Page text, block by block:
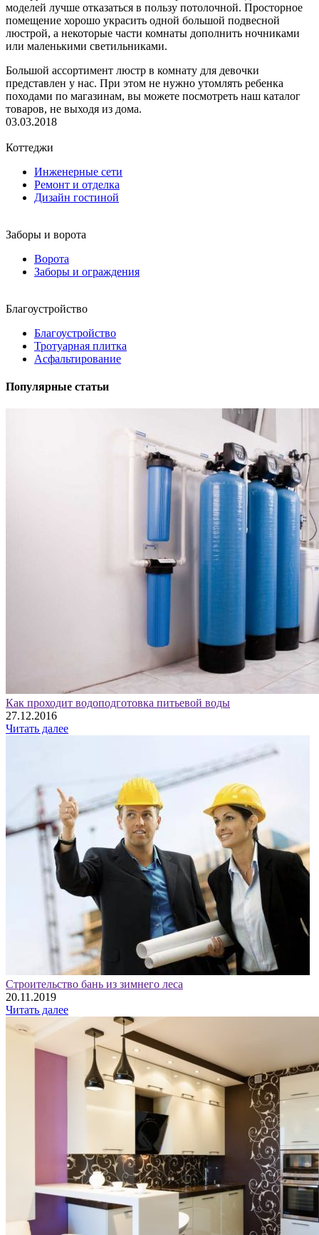
моделей лучше отказаться в пользу потолочной. Просторное
помещение хорошо украсить одной большой подвесной
люстрой, а некоторые части комнаты дополнить ночниками
или маленькими светильниками.
Большой ассортимент люстр в комнату для девочки
представлен у нас. При этом не нужно утомлять ребенка
походами по магазинам, вы можете посмотреть наш каталог
товаров, не выходя из дома.
03.03.2018
Коттеджи
Инженерные сети
Ремонт и отделка
Дизайн гостиной
Заборы и ворота
Ворота
Заборы и ограждения
Благоустройство
Благоустройство
Тротуарная плитка
Асфальтирование
Популярные статьи
Как проходит водоподготовка питьевой воды
27.12.2016
Читать далее
Строительство бань из зимнего леса
20.11.2019
Читать далее